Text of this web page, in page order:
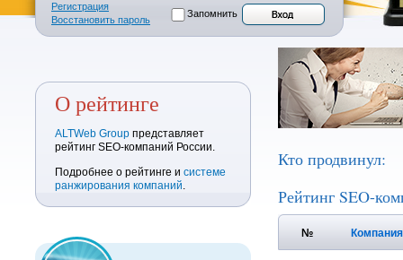
Регистрация
Восстановить пароль
Запомнить
О рейтинге
ALTWeb Group представляет
рейтинг SEO-компаний России.
Подробнее о рейтинге и системе
ранжирования компаний.
Кто продвинул:
Рейтинг SEO-
№